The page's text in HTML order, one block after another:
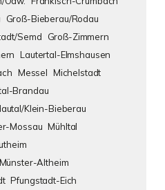
Groß-Bieberau/Rodau
Semd
Groß-Zimmern
Lautertal-Elmshausen
Messel Michelstadt
Brandau
Klein-Bieberau
Mossau Mühltal
Münster-Altheim
Pfungstadt-Eich